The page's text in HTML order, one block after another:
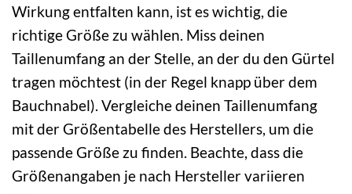
Wirkung entfalten kann, ist es wichtig, die
richtige Größe zu wählen. Miss deinen
Taillenumfang an der Stelle, an der du den Gürtel
tragen möchtest (in der Regel knapp über dem
Bauchnabel). Vergleiche deinen Taillenumfang
mit der Größentabelle des Herstellers, um die
passende Größe zu finden. Beachte, dass die
Größenangaben je nach Hersteller variieren